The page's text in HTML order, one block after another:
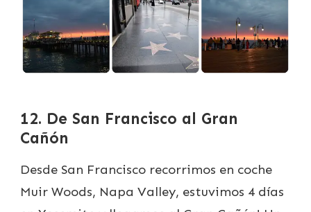
12. De San Francisco al Gran
Cañón
Desde San Francisco recorrimos en coche
Muir Woods, Napa Valley, estuvimos 4 días